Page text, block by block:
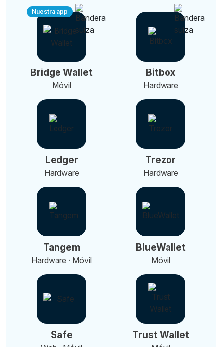
Nuestra app
Bridge Wallet
Móvil
Bitbox
Hardware
Ledger
Hardware
Trezor
Hardware
Tangem
Hardware · Móvil
BlueWallet
Móvil
Safe Trust Wallet